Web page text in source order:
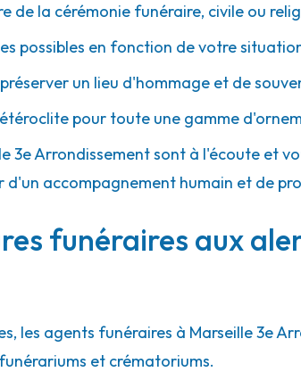
de la cérémonie funéraire, civile ou
possibles en fonction de votre
un lieu d'hommage et de
pour toute une gamme
3e Arrondissement sont à l'écoute et
d'un accompagnement humain et de
funéraires aux
les agents funéraires à Marseille 3e
et crématoriums.